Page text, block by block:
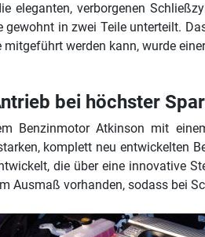
eleganten, verborgenen
in zwei Teile unterteilt.
werden kann, wurde
bei höchster
Benzinmotor Atkinson mit
komplett neu entwickelten
die über eine innovative
vorhanden, sodass bei